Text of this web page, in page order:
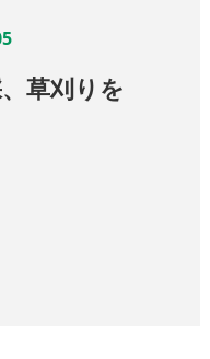
草刈りを